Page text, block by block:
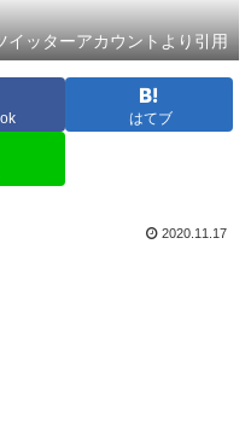
イッターアカウントより引用
はてブ
2020.11.17